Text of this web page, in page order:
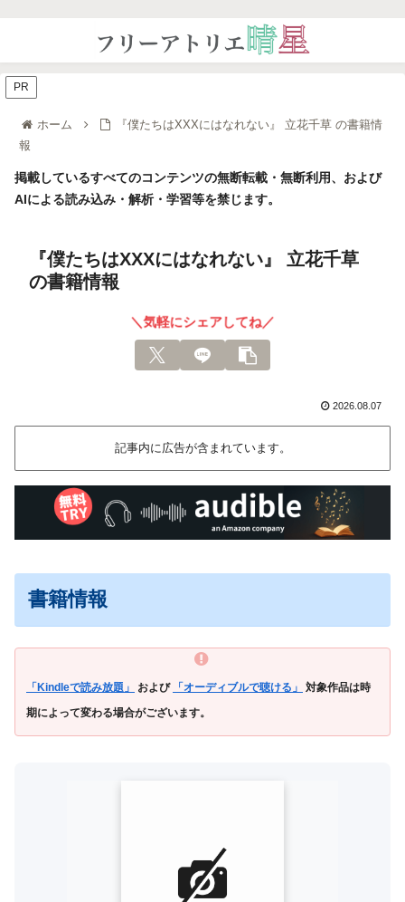
ホーム
『僕たちはXXXにはなれない』 立花千草 の書籍情
報
掲載しているすべてのコンテンツの無断転載・無断利用、および
AIによる読み込み・解析・学習等を禁じます。
『僕たちはXXXにはなれない』 立花千草
の書籍情報
＼気軽にシェアしてね／
2026.08.07
記事内に広告が含まれています。
PR
書籍情報
「Kindleで読み放題」 および 「オーディブルで聴ける」
対象作品は時
期によって変わる場合がございます。